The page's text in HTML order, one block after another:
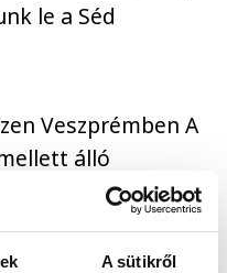
A sütikről
le a Séd
Veszprémben A
álló
legkorábbi
mely a régi